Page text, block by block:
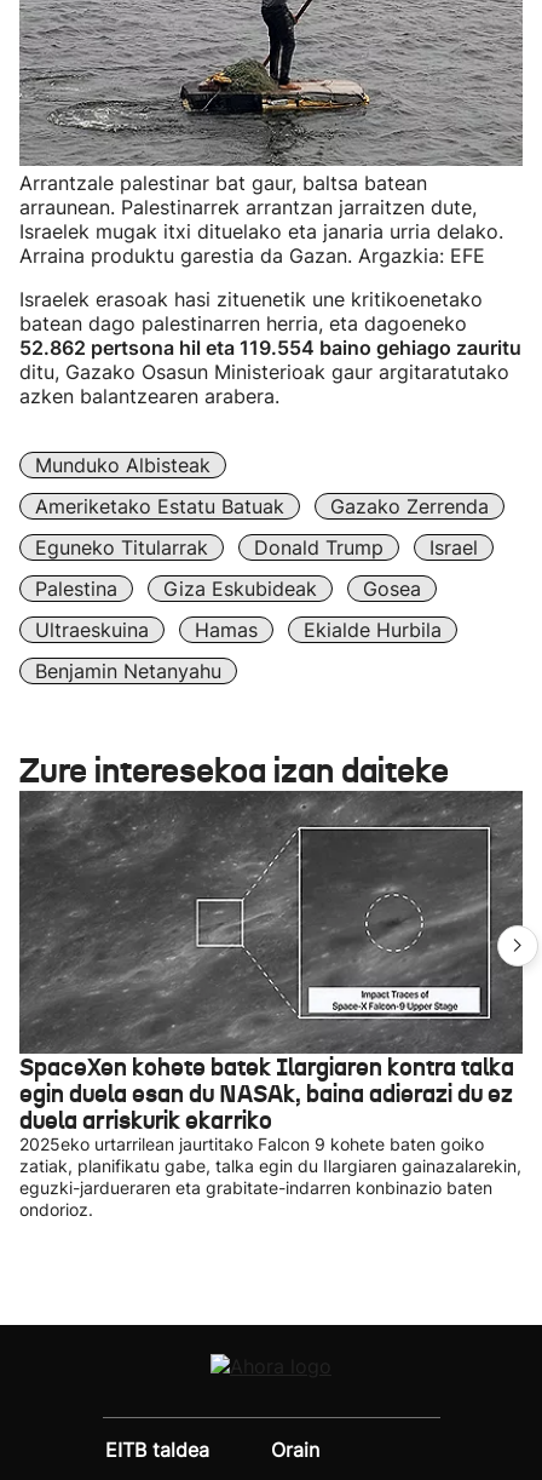
Arrantzale palestinar bat gaur, baltsa batean
arraunean. Palestinarrek arrantzan jarraitzen dute,
Israelek mugak itxi dituelako eta janaria urria delako.
Arraina produktu garestia da Gazan. Argazkia: EFE
Israelek erasoak hasi zituenetik une kritikoenetako
batean dago palestinarren herria, eta dagoeneko
52.862 pertsona hil eta 119.554 baino gehiago zauritu
ditu, Gazako Osasun Ministerioak gaur argitaratutako
azken balantzearen arabera.
Munduko Albisteak
Ameriketako Estatu Batuak
Gazako Zerrenda
Eguneko Titularrak
Donald Trump
Israel
Palestina
Giza Eskubideak
Gosea
Ultraeskuina
Hamas
Ekialde Hurbila
Benjamin Netanyahu
Zure interesekoa izan daiteke
SpaceXen kohete batek Ilargiaren kontra talka
egin duela esan du NASAk, baina adierazi du ez
duela arriskurik ekarriko
2025eko urtarrilean jaurtitako Falcon 9 kohete baten goiko
zatiak, planifikatu gabe, talka egin du Ilargiaren gainazalarekin,
eguzki-jardueraren eta grabitate-indarren konbinazio baten
ondorioz.
EITB taldea
Orain